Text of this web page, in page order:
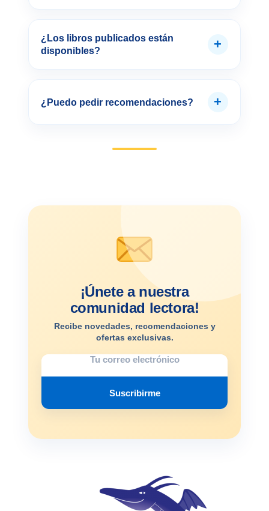
¿Los libros publicados están
disponibles?
+
¿Puedo pedir recomendaciones? +
¡Únete a nuestra
comunidad lectora!
Recibe novedades, recomendaciones y
ofertas exclusivas.
Suscribirme